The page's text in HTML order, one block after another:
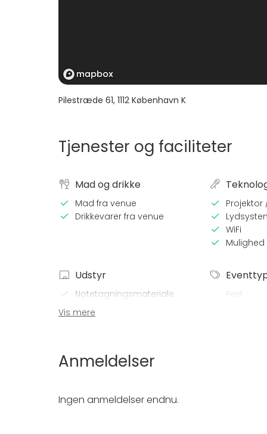
Pilestræde 61, 1112 København K
Tjenester og faciliteter
Mad og drikke
Mad fra venue
Drikkevarer fra venue
WiFi
Udstyr
Notetagningsmateriale
Fest
Vis mere
Anmeldelser
Ingen anmeldelser endnu.